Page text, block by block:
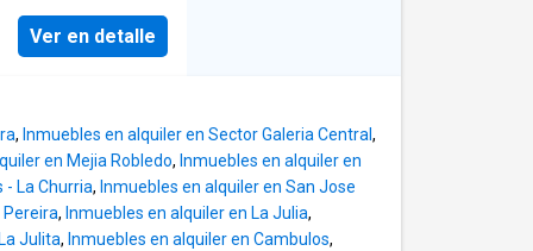
con luminarias
fácil
público y zona
para empresas,
Ver en detalle
, Inmuebles en alquiler en Sector Galeria Central ,
en Mejia Robledo, Inmuebles en alquiler en
- La Churria, Inmuebles en alquiler en San Jose
Pereira, Inmuebles en alquiler en La Julia,
Julita, Inmuebles en alquiler en Cambulos,